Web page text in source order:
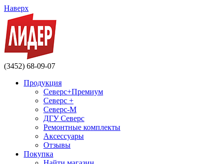
Наверх
(3452) 68-09-07
Продукция
Северс+Премиум
Северс +
Северс-М
ДГУ Северс
Ремонтные комплекты
Аксессуары
Отзывы
Покупка